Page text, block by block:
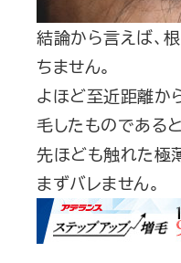
結論から言えば、
ちません。
よほど至近距離か
毛したものである
先ほども触れた極
まずバレません。